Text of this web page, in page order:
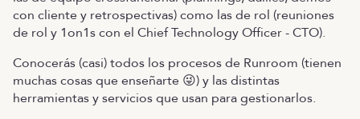
con cliente y retrospectivas) como las de rol (reuniones
de rol y 1on1s con el Chief Technology Officer - CTO).
Conocerás (casi) todos los procesos de Runroom (tienen
muchas cosas que enseñarte 😜) y las distintas
herramientas y servicios que usan para gestionarlos.